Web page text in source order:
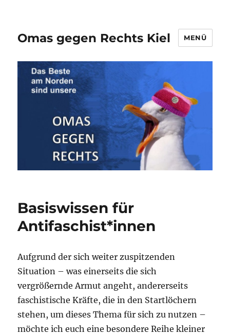
Omas gegen Rechts Kiel MENÜ
Basiswissen für
Antifaschist*innen
Aufgrund der sich weiter zuspitzenden
Situation – was einerseits die sich
vergrößernde Armut angeht, andererseits
faschistische Kräfte, die in den Startlöchern
stehen, um dieses Thema für sich zu nutzen –
möchte ich euch eine besondere Reihe kleiner